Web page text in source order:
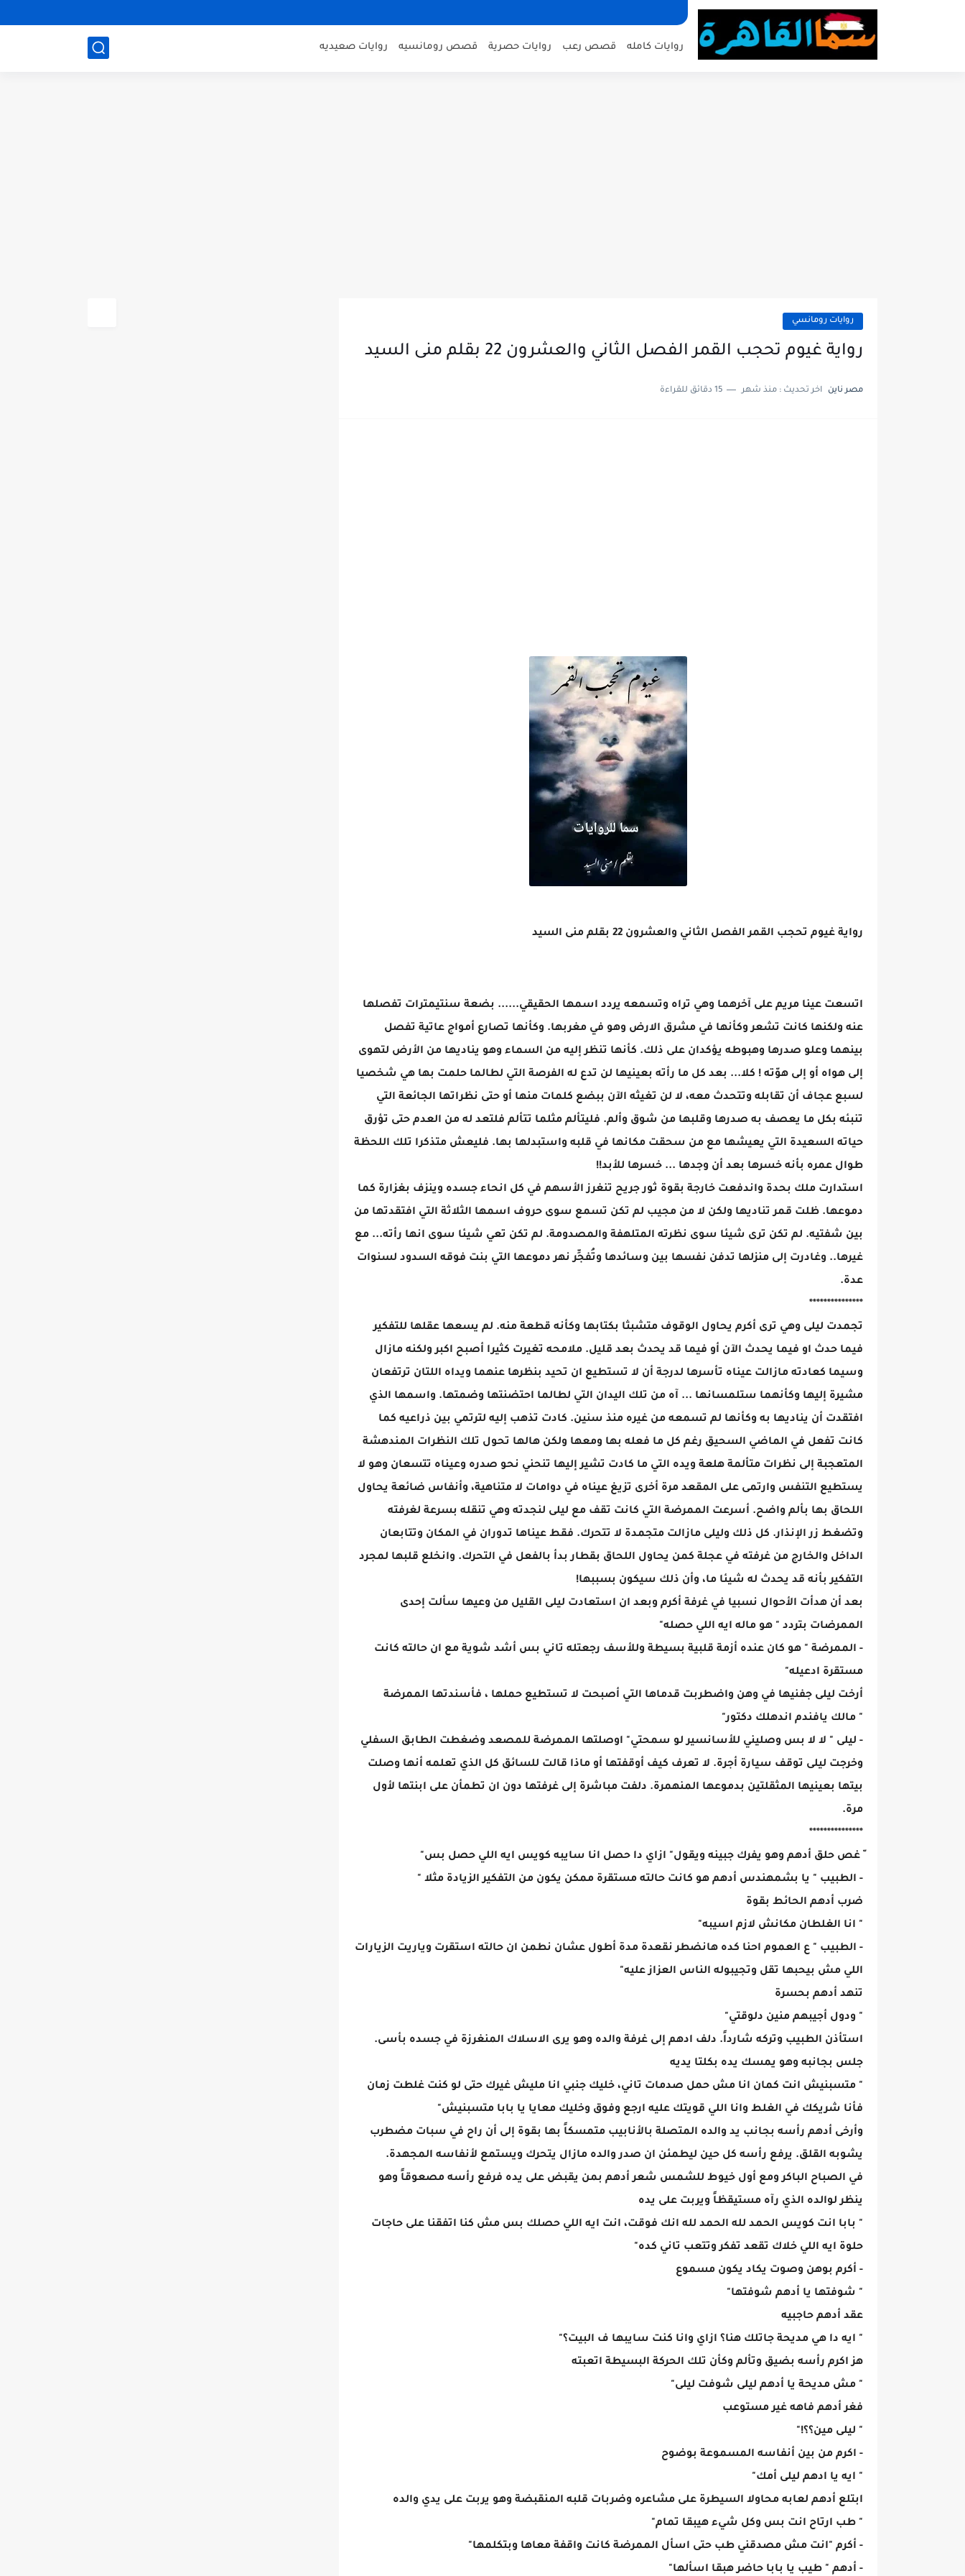
روايات كامله قصص رعب روايات حصرية قصص رومانسيه روايات صعيديه
روايات رومانسي
رواية غيوم تحجب القمر الفصل الثاني والعشرون 22 بقلم منى السيد
مصر ناين اخر تحديث : منذ شهر 15 دقائق للقراءة
رواية غيوم تحجب القمر الفصل الثاني والعشرون 22 بقلم منى السيد
اتسعت عينا مريم على آخرهما وهي تراه وتسمعه يردد اسمها الحقيقي...... بضعة سنتيمترات تفصلها
عنه ولكنها كانت تشعر وكأنها في مشرق الارض وهو في مغربها. وكأنها تصارع أمواج عاتية تفصل
بينهما وعلو صدرها وهبوطه يؤكدان على ذلك. كأنها تنظر إليه من السماء وهو يناديها من الأرض لتهوى
إلى هواه أو إلى هوّته ! كلا... بعد كل ما رأته بعينيها لن تدع له الفرصة التي لطالما حلمت بها هي شخصيا
لسبع عجاف أن تقابله وتتحدث معه، لا لن تغيثه الآن ببضع كلمات منها أو حتى نظراتها الجائعة التي
تنبئه بكل ما يعصف به صدرها وقلبها من شوق وألم. فليتألم مثلما تتألم فلتعد له من العدم حتى تؤرق
حياته السعيدة التي يعيشها مع من سحقت مكانها في قلبه واستبدلها بها. فليعش متذكرا تلك اللحظة
طوال عمره بأنه خسرها بعد أن وجدها ... خسرها للأبد!!
استدارت ملك بحدة واندفعت خارجة بقوة ثور جريح تنغرز الأسهم في كل انحاء جسده وينزف بغزارة كما
دموعها. ظلت قمر تناديها ولكن لا من مجيب لم تكن تسمع سوى حروف اسمها الثلاثة التي افتقدتها من
بين شفتيه. لم تكن ترى شيئا سوى نظرته المتلهفة والمصدومة. لم تكن تعي شيئا سوى انها رأته... مع
غيرها.. وغادرت إلى منزلها تدفن نفسها بين وسائدها وتُفجِّر نهر دموعها التي بنت فوقه السدود لسنوات
عدة.
***************
تجمدت ليلى وهي ترى أكرم يحاول الوقوف متشبثا بكتابها وكأنه قطعة منه. لم يسعها عقلها للتفكير
فيما حدث او فيما يحدث الآن أو فيما قد يحدث بعد قليل. ملامحه تغيرت كثيرا أصبح اكبر ولكنه مازال
وسيما كعادته مازالت عيناه تأسرها لدرجة أن لا تستطيع ان تحيد بنظرها عنهما ويداه اللتان ترتفعان
مشيرة إليها وكأنهما ستلمسانها ... آه من تلك اليدان التي لطالما احتضنتها وضمتها. واسمها الذي
افتقدت أن يناديها به وكأنها لم تسمعه من غيره منذ سنين. كادت تذهب إليه لترتمي بين ذراعيه كما
كانت تفعل في الماضي السحيق رغم كل ما فعله بها ومعها ولكن هالها تحول تلك النظرات المندهشة
المتعجبة إلى نظرات متألمة هلعة ويده التي ما كادت تشير إليها تنحني نحو صدره وعيناه تتسعان وهو لا
يستطيع التنفس وارتمى على المقعد مرة أخرى تزيغ عيناه في دوامات لا متناهية، وأنفاس ضائعة يحاول
اللحاق بها بألم واضح. أسرعت الممرضة التي كانت تقف مع ليلى لنجدته وهي تنقله بسرعة لغرفته
وتضغط زر الإنذار. كل ذلك وليلى مازالت متجمدة لا تتحرك. فقط عيناها تدوران في المكان وتتابعان
الداخل والخارج من غرفته في عجلة كمن يحاول اللحاق بقطار بدأ بالفعل في التحرك. وانخلع قلبها لمجرد
التفكير بأنه قد يحدث له شيئا ما، وأن ذلك سيكون بسببها!
بعد أن هدأت الأحوال نسبيا في غرفة أكرم وبعد ان استعادت ليلى القليل من وعيها سألت إحدى
الممرضات بتردد " هو ماله ايه اللي حصله"
- الممرضة " هو كان عنده أزمة قلبية بسيطة وللأسف رجعتله تاني بس أشد شوية مع ان حالته كانت
مستقرة ادعيله"
أرخت ليلى جفنيها في وهن واضطربت قدماها التي أصبحت لا تستطيع حملها ، فأسندتها الممرضة
" مالك يافندم اندهلك دكتور"
- ليلى " لا لا بس وصليني للأسانسير لو سمحتي" اوصلتها الممرضة للمصعد وضغطت الطابق السفلي
وخرجت ليلى توقف سيارة أجرة. لا تعرف كيف أوقفتها أو ماذا قالت للسائق كل الذي تعلمه أنها وصلت
بيتها بعينيها المثقلتين بدموعها المنهمرة. دلفت مباشرة إلى غرفتها دون ان تطمأن على ابنتها لأول
مرة.
***************
ّ غص حلق أدهم وهو يفرك جبينه ويقول" ازاي دا حصل انا سايبه كويس ايه اللي حصل بس"
- الطبيب " يا بشمهندس أدهم هو كانت حالته مستقرة ممكن يكون من التفكير الزيادة مثلا "
ضرب أدهم الحائط بقوة
" انا الغلطان مكانش لازم اسيبه"
- الطبيب " ع العموم احنا كده هانضطر نقعدة مدة أطول عشان نطمن ان حالته استقرت وياريت الزيارات
اللي مش بيحبها تقل وتجيبوله الناس العزاز عليه"
تنهد أدهم بحسرة
" ودول أجيبهم منين دلوقتي"
استأذن الطبيب وتركه شارداً. دلف ادهم إلى غرفة والده وهو يرى الاسلاك المنغرزة في جسده بأسى.
جلس بجانبه وهو يمسك يده بكلتا يديه
" متسبنيش انت كمان انا مش حمل صدمات تاني، خليك جنبي انا مليش غيرك حتى لو كنت غلطت زمان
فأنا شريكك في الغلط وانا اللي قويتك عليه ارجع وفوق وخليك معايا يا بابا متسبنيش"
وأرخى أدهم رأسه بجانب يد والده المتصلة بالأنابيب متمسكاً بها بقوة إلى أن راح في سبات مضطرب
يشوبه القلق. يرفع رأسه كل حين ليطمئن ان صدر والده مازال يتحرك ويستمع لأنفاسه المجهدة.
في الصباح الباكر ومع أول خيوط للشمس شعر أدهم بمن يقبض على يده فرفع رأسه مصعوقاً وهو
ينظر لوالده الذي رآه مستيقظاً ويربت على يده
" بابا انت كويس الحمد لله الحمد لله انك فوقت، انت ايه اللي حصلك بس مش كنا اتفقنا على حاجات
حلوة ايه اللي خلاك تقعد تفكر وتتعب تاني كده"
- أكرم بوهن وصوت يكاد يكون مسموع
" شوفتها يا أدهم شوفتها"
عقد أدهم حاجبيه
" ايه دا هي مديحة جاتلك هنا؟ ازاي وانا كنت سايبها ف البيت؟"
هز اكرم رأسه بضيق وتألم وكأن تلك الحركة البسيطة اتعبته
" مش مديحة يا أدهم ليلى شوفت ليلى"
فغر أدهم فاهه غير مستوعب
" ليلى مين؟؟!"
- اكرم من بين أنفاسه المسموعة بوضوح
" ايه يا ادهم ليلى أمك"
ابتلع أدهم لعابه محاولا السيطرة على مشاعره وضربات قلبه المنقبضة وهو يربت على يدي والده
" طب ارتاح انت بس وكل شيء هيبقا تمام"
- أكرم "انت مش مصدقني طب حتى اسأل الممرضة كانت واقفة معاها وبتكلمها"
- أدهم " طيب يا بابا حاضر هبقا اسألها"